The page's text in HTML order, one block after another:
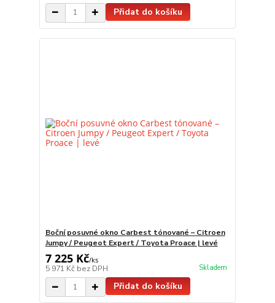
Přidat do košíku
Boční posuvné okno Carbest tónované – Citroen
Jumpy / Peugeot Expert / Toyota Proace | levé
7 225 Kč/ks
5 971 Kč bez DPH Skladem
Přidat do košíku